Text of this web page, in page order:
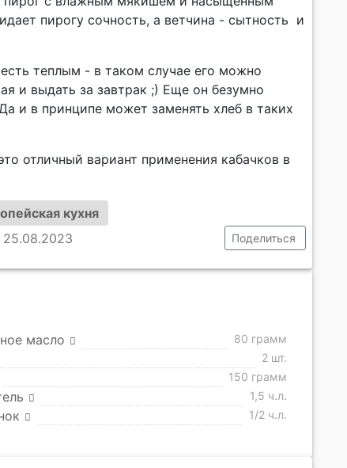
пирогу сочность, а ветчина - сытность и
теплым - в таком случае его можно
и выдать за завтрак ;) Еще он безумно
и в принципе может заменять хлеб в таких
отличный вариант применения кабачков в
кухня
25.08.2023 Поделиться
масло 80 грамм
2 шт.
150 грамм
1,5 ч.л.
1/2 ч.л.